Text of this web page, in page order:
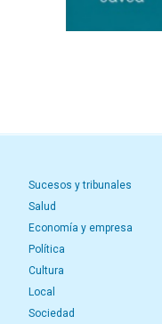
Sucesos y tribunales
Salud
Economía y empresa
Política
Cultura
Local
Sociedad